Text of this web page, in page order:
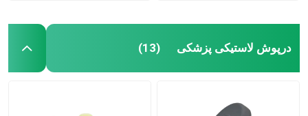
درپوش لاستیکی پزشکی (13)